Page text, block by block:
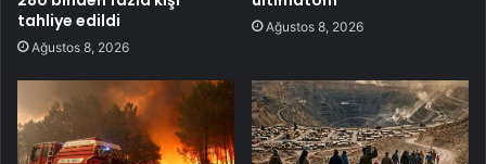
tahliye edildi
Ağustos 8, 2026
Ağustos 8, 2026